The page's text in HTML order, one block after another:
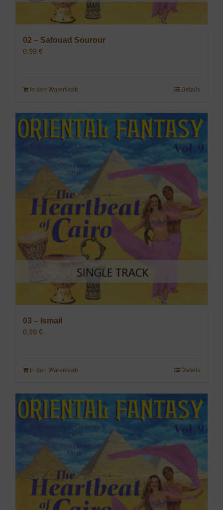
02 – Safouad Sourour
0,99 €
In den Warenkorb Details
03 – Ismail
0,99 €
In den Warenkorb Details